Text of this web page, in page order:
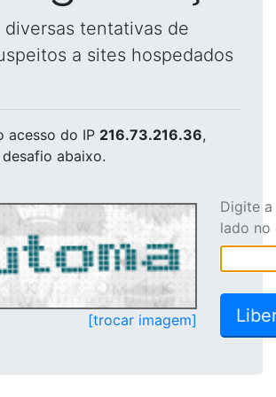
diversas tentativas de
a sites hospedados
acesso do IP 216.73.216.36,
abaixo.
[trocar imagem]
Digite
lado no